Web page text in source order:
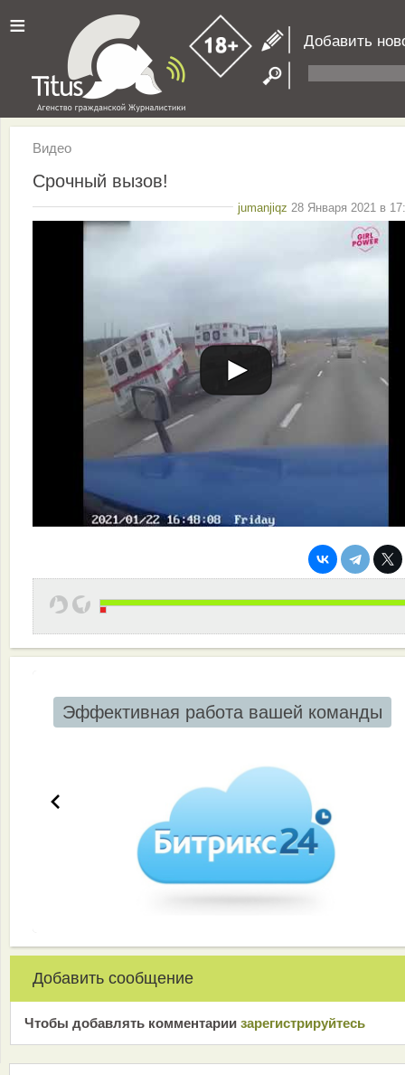
≡ Добавить
Видео
Срочный вызов!
jumanjiqz 28 Января 2021 в
Эффективная работа вашей команды
Добавить сообщение
Чтобы добавлять комментарии зарeгиcтрирyйтeсь